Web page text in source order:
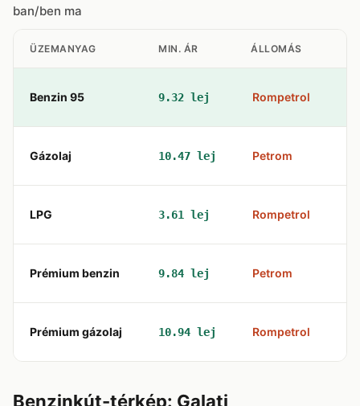
ban/ben ma
ÜZEMANYAG MIN. ÁR ÁLLOMÁS
Benzin 95 9.32 lej Rompetrol
Gázolaj 10.47 lej Petrom
LPG 3.61 lej Rompetrol
Prémium benzin 9.84 lej Petrom
Prémium gázolaj 10.94 lej Rompetrol
Benzinkút-térkép: Galati